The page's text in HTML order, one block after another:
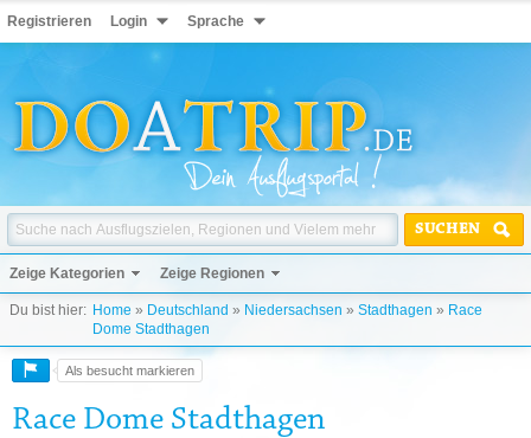
Registrieren Login Sprache
SUCHEN
Zeige Kategorien Zeige Regionen
Du bist hier: Home » Deutschland » Niedersachsen » Stadthagen » Race
Dome Stadthagen
Als besucht markieren
Race Dome Stadthagen